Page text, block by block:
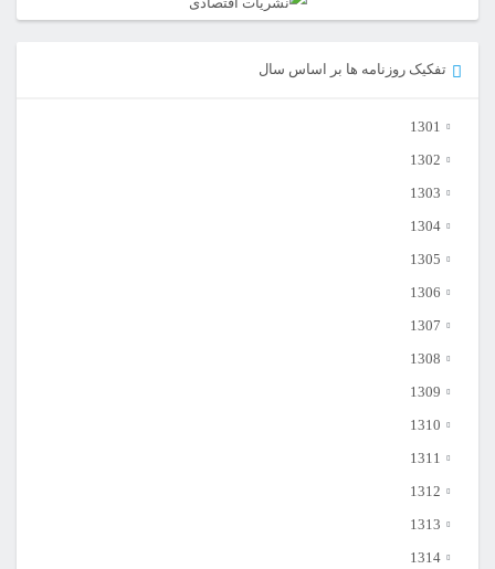
تفکیک روزنامه ها بر اساس سال
1301
1302
1303
1304
1305
1306
1307
1308
1309
1310
1311
1312
1313
1314